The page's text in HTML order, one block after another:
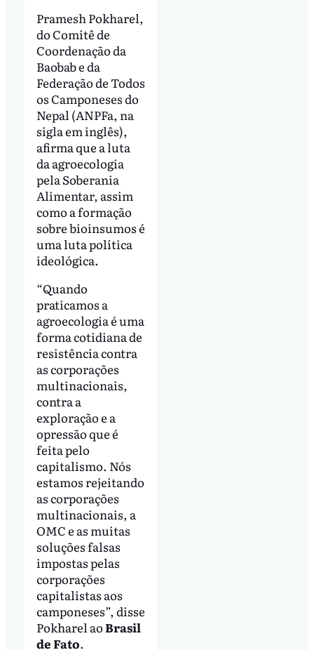
Pramesh Pokharel,
do Comitê de
Coordenação da
Baobab e da
Federação de Todos
os Camponeses do
Nepal (ANPFa, na
sigla em inglês),
afirma que a luta
da agroecologia
pela Soberania
Alimentar, assim
como a formação
sobre bioinsumos é
uma luta política
ideológica.
“Quando
praticamos a
agroecologia é uma
forma cotidiana de
resistência contra
as corporações
multinacionais,
contra a
exploração e a
opressão que é
feita pelo
capitalismo. Nós
estamos rejeitando
as corporações
multinacionais, a
OMC e as muitas
soluções falsas
impostas pelas
corporações
capitalistas aos
camponeses”, disse
Pokharel aoBrasil
de Fato.